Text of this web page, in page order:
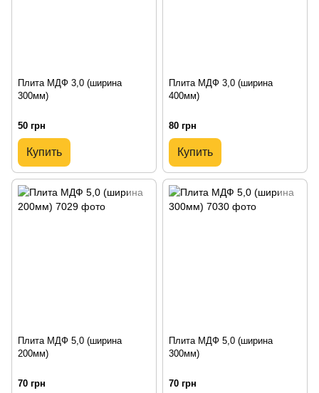
Плита МДФ 3,0 (ширина
300мм)
50 грн
Купить
Плита МДФ 3,0 (ширина
400мм)
80 грн
Купить
Плита МДФ 5,0 (ширина
200мм)
70 грн
Плита МДФ 5,0 (ширина
300мм)
70 грн